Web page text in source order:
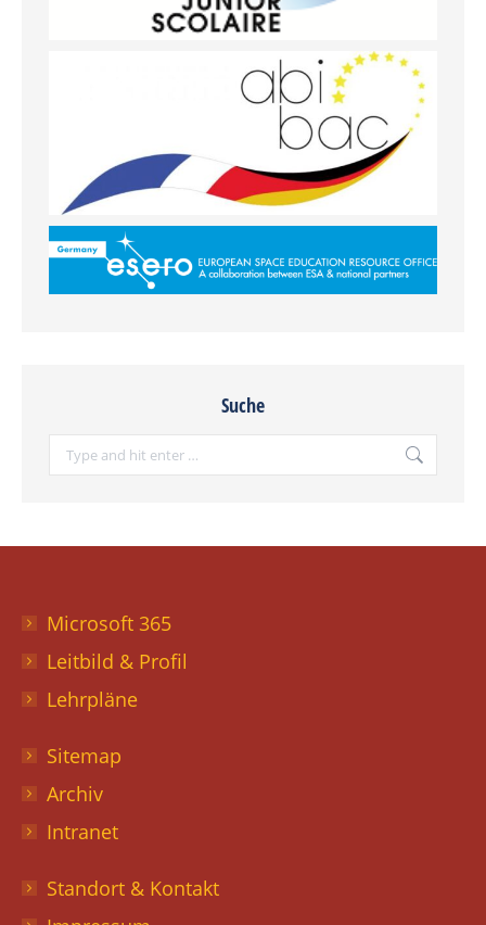
Suche
Search:
Microsoft 365
Leitbild & Profil
Lehrpläne
Sitemap
Archiv
Intranet
Standort & Kontakt